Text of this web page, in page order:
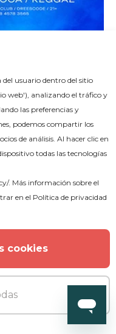
del usuario dentro del sitio
web'), analizando el tráfico y
las preferencias y
podemos compartir los
de análisis. Al hacer clic en
todas las tecnologías
. Más información sobre el
en el Política de privacidad
cookies